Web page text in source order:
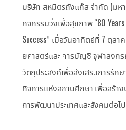
บริษัท สหมิตรถังแก๊ส จำกัด (มห
กิจกรรมวิ่งเพื่อสุขภาพ “80 Years
Success” เมื่อวันอาทิตย์ที่ 7 ตุล
ยศาสตร์และ การบัญชี จุฬาลงก
วัตถุประสงค์เพื่อส่งเสริมการรัก
กิจการแห่งสถานศึกษา เพื่อสร้
การพัฒนาประเทศและสังคมต่อไป